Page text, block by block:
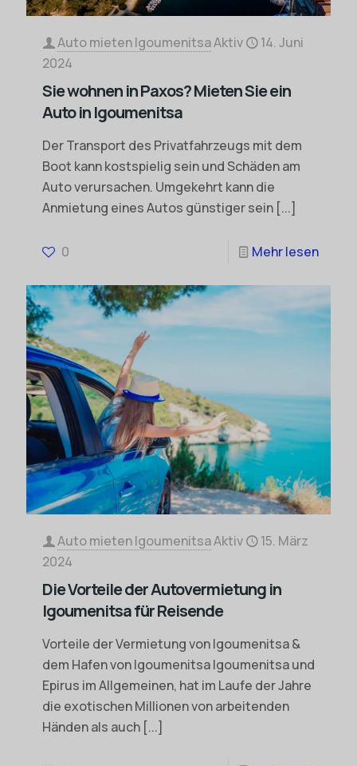
Auto mieten IgoumenitsaAktiv
14. Juni
2024
Sie wohnen in Paxos? Mieten Sie ein
Auto in Igoumenitsa
Der Transport des Privatfahrzeugs mit dem
Boot kann kostspielig sein und Schäden am
Auto verursachen. Umgekehrt kann die
Anmietung eines Autos günstiger sein [...]
0 Mehr lesen
Auto mieten IgoumenitsaAktiv
15. März
2024
Die Vorteile der Autovermietung in
Igoumenitsa für Reisende
Vorteile der Vermietung von Igoumenitsa &
dem Hafen von Igoumenitsa Igoumenitsa und
Epirus im Allgemeinen, hat im Laufe der Jahre
die exotischen Millionen von arbeitenden
Händen als auch [...]